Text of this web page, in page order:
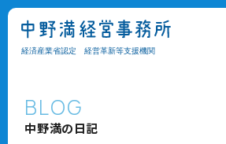
経済産業省認定 経営革新等支援機関
BLOG
中野満の日記